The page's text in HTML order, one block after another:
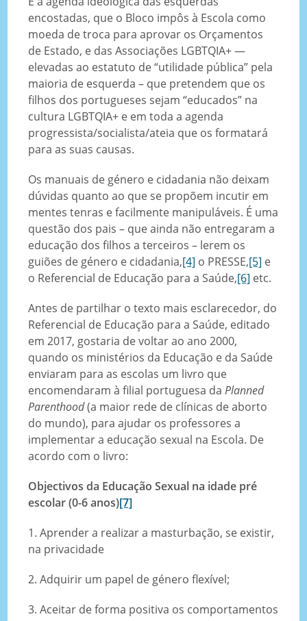
encostadas, que o Bloco impôs à Escola como
moeda de troca para aprovar os Orçamentos
de Estado, e das Associações LGBTQIA+ —
elevadas ao estatuto de “utilidade pública” pela
maioria de esquerda – que pretendem que os
filhos dos portugueses sejam “educados” na
cultura LGBTQIA+ e em toda a agenda
progressista/socialista/ateia que os formatará
para as suas causas.
Os manuais de género e cidadania não deixam
dúvidas quanto ao que se propõem incutir em
mentes tenras e facilmente manipuláveis. É uma
questão dos pais – que ainda não entregaram a
educação dos filhos a terceiros – lerem os
guiões de género e cidadania,[4] o PRESSE,[5] e
o Referencial de Educação para a Saúde,[6] etc.
Antes de partilhar o texto mais esclarecedor, do
Referencial de Educação para a Saúde, editado
em 2017, gostaria de voltar ao ano 2000,
quando os ministérios da Educação e da Saúde
enviaram para as escolas um livro que
encomendaram à filial portuguesa daPlanned
Parenthood(a maior rede de clínicas de aborto
do mundo), para ajudar os professores a
implementar a educação sexual na Escola. De
acordo com o livro:
Objectivos da Educação Sexual na idade pré
escolar (0-6 anos)[7]
1. Aprender a realizar a masturbação, se existir,
na privacidade
2. Adquirir um papel de género flexível;
3. Aceitar de forma positiva os comportamentos